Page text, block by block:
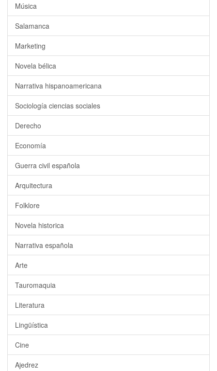
Música
Salamanca
Marketing
Novela bélica
Narrativa hispanoamericana
Sociología ciencias sociales
Derecho
Economía
Guerra civil española
Arquitectura
Folklore
Novela historica
Narrativa española
Arte
Tauromaquia
Literatura
Lingüística
Cine
Ajedrez